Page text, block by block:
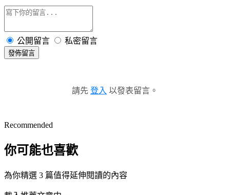
公開留言 私密留言
發佈留言
請先 登入 以發表留言。
Recommended
你可能也喜歡
為你精選 3 篇值得延伸閱讀的內容